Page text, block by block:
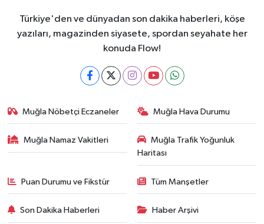
Türkiye'den ve dünyadan son dakika haberleri, köşe
yazıları, magazinden siyasete, spordan seyahate her
konuda Flow!
Muğla Nöbetçi Eczaneler Muğla Hava Durumu
Muğla Namaz Vakitleri
Muğla Trafik Yoğunluk
Haritası
Puan Durumu ve Fikstür Tüm Manşetler
Son Dakika Haberleri Haber Arşivi